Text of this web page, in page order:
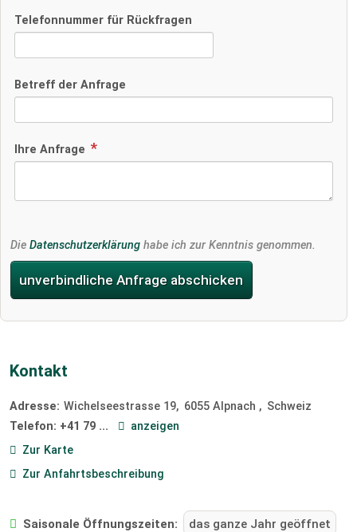
Telefonnummer für Rückfragen
Betreff der Anfrage
Ihre Anfrage
Die Datenschutzerklärung habe ich zur Kenntnis genommen.
unverbindliche Anfrage abschicken
Kontakt
Adresse: Wichelseestrasse 19 6055 Alpnach
Schweiz
Telefon: +41 79 ...
anzeigen
Zur Karte
Zur Anfahrtsbeschreibung
Saisonale Öffnungszeiten: das ganze Jahr geöffnet